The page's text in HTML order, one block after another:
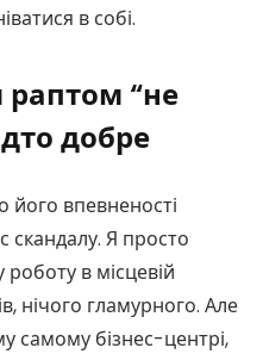
в собі.
“не
добре
впевненості
скандалу. Я просто
в місцевій
нічого гламурного. Але
самому бізнес-центрі,